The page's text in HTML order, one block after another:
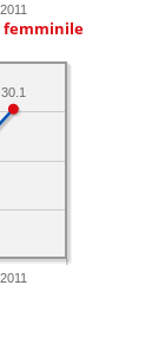
2011
femminile
2011
30.1